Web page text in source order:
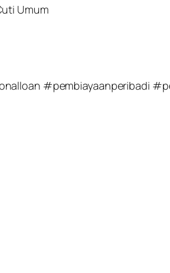
Umum
#pembiayaanperibadi